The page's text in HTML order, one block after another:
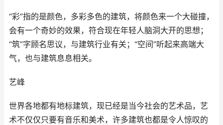
“彩”指的是颜色，多彩多色的建筑，将颜色来一个大碰撞，
会有一个奇妙的效果，符合现在年轻人脑洞大开的思想；
“筑”字顾名思议，与建筑行业有关；“空间”听起来高端大
气，也与建筑息息相关。
艺峰
世界各地都有地标建筑，现已经是当今社会的艺术品，艺
术不仅仅只要有音乐和美术，许多建筑也都是令人惊叹的